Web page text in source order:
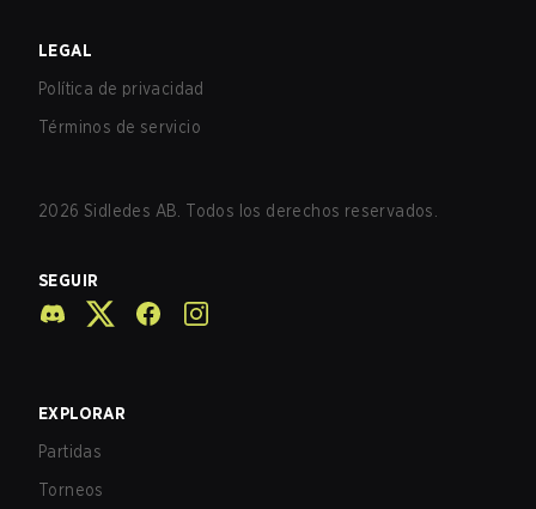
LEGAL
Política de privacidad
Términos de servicio
2026 Sidledes AB. Todos los derechos reservados.
SEGUIR
EXPLORAR
Partidas
Torneos